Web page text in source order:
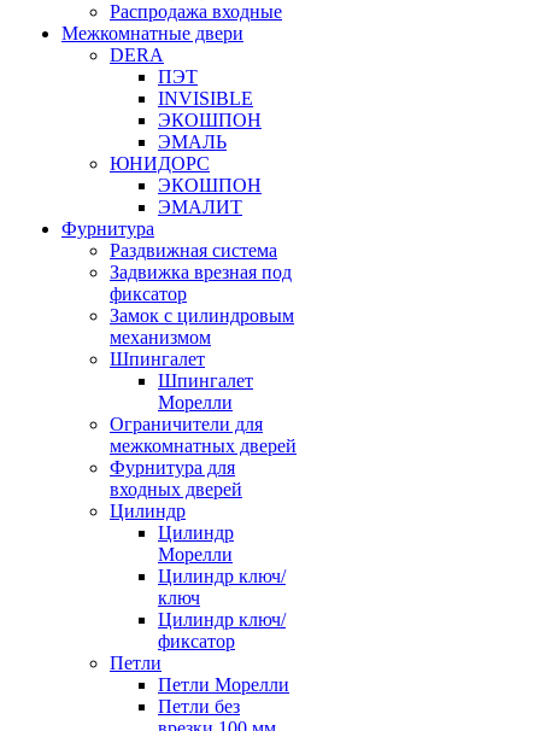
Распродажа входные
Межкомнатные двери
DERA
ПЭТ
INVISIBLE
ЭКОШПОН
ЭМАЛЬ
ЮНИДОРС
ЭКОШПОН
ЭМАЛИТ
Фурнитура
Раздвижная система
Задвижка врезная под
фиксатор
Замок с цилиндровым
механизмом
Шпингалет
Шпингалет
Морелли
Ограничители для
межкомнатных дверей
Фурнитура для
входных дверей
Цилиндр
Цилиндр
Морелли
Цилиндр ключ/
ключ
Цилиндр ключ/
фиксатор
Петли
Петли Морелли
Петли без